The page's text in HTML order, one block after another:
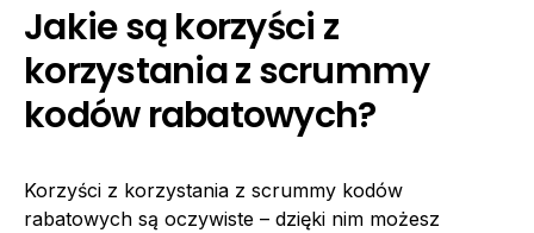
Jakie są korzyści z
korzystania z scrummy
kodów rabatowych?
Korzyści z korzystania z scrummy kodów
rabatowych są oczywiste – dzięki nim możesz